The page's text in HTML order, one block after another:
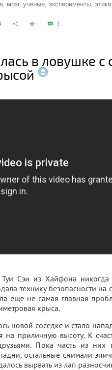
, мозг, ученые, эксперименты, этика
3
в ловушке с
Туи Сэи из Хайфона
технику безопасности на
еще не самая главная
крыса.
новой соседке и стало
на приличную высоту. К
Пока часть из них
остальные снимали
вырвать из лап